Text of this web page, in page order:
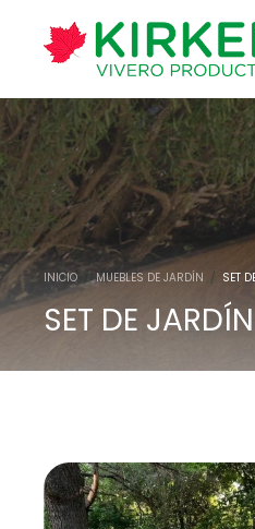
INICIO / MUEBLES DE JARDÍN / SET
SET DE JARDÍN